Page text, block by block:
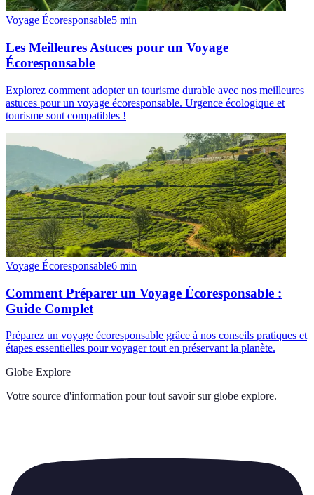
Voyage Écoresponsable5 min
Les Meilleures Astuces pour un Voyage
Écoresponsable
Explorez comment adopter un tourisme durable avec nos meilleures
astuces pour un voyage écoresponsable. Urgence écologique et
tourisme sont compatibles !
Voyage Écoresponsable6 min
Comment Préparer un Voyage Écoresponsable :
Guide Complet
Préparez un voyage écoresponsable grâce à nos conseils pratiques et
étapes essentielles pour voyager tout en préservant la planète.
Globe Explore
Votre source d'information pour tout savoir sur globe explore.